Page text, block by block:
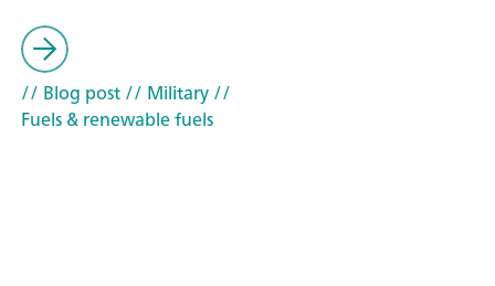
// Blog post// Military//
Fuels & renewable fuels